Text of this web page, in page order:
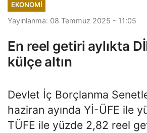
EKONOMİ
Yayınlanma: 08 Temmuz 2025 - 11:05
En reel getiri aylıkta
külçe altın
Devlet İç Borçlanma
haziran ayında Yİ-ÜFE ile
TÜFE ile yüzde 2,82 reel